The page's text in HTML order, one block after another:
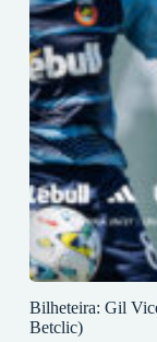
Bilheteira: Gil
Betclic)